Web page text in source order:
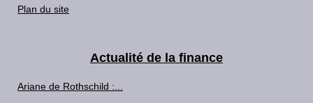
Plan du site
Actualité de la finance
Ariane de Rothschild :...